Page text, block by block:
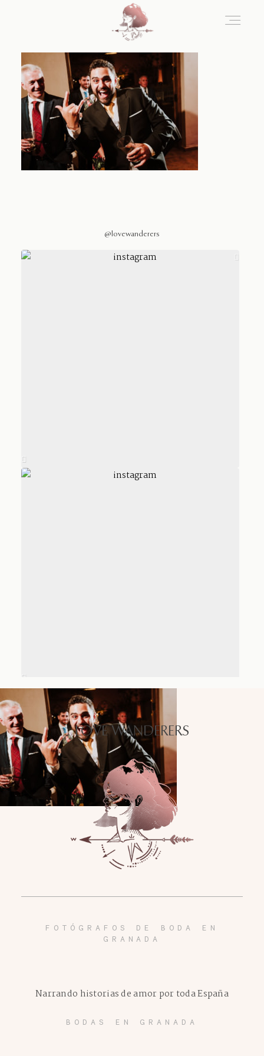
@lovewanderers
LOVE WANDERERS
FOTÓGRAFOS DE BODA EN
GRANADA
BODAS EN GRANADA
Narrando historias de amor por toda España
Home
Blog
Sobre Nosotros